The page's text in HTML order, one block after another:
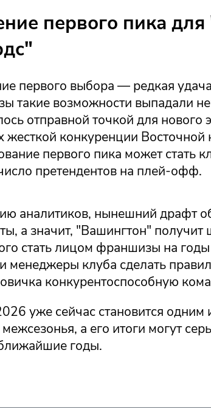
первого пика
первого выбора — редкая
такие возможности выпадали
отправной точкой для нового
жесткой конкуренции
первого пика может стать
претендентов на плей-офф.
аналитиков, нынешний драфт
а значит, "Вашингтон" получит
стать лицом франшизы на
менеджеры клуба сделать
конкурентоспособную
уже сейчас становится
а его итоги могут
годы.